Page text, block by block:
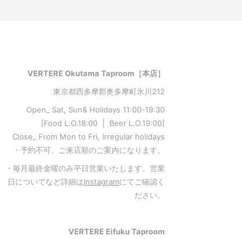
VERTERE Okutama Taproom［本店］
東京都西多摩郡奥多摩町氷川212
Open_ Sat, Sun& Holidays 11:00-19:30
[Food L.O.18:00 | Beer L.O.19:00]
Close_ From Mon to Fri, Irregular holidays
・予約不可、ご来店順のご案内になります。
・毎月最終金曜のみ平日営業いたします。営業
日についてなど詳細はInstagramにてご確認く
ださい。
VERTERE Eifuku Taproom